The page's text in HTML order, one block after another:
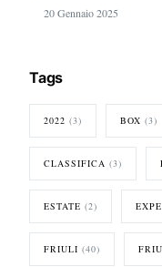
20 Gennaio 2025
Tags
2022 (3) BOX (3)
CLASSIFICA (3)
ESTATE (2)
FRIULI (40)